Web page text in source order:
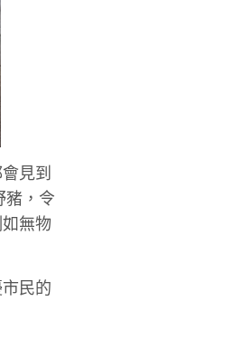
見到
豬，令
無物
民的